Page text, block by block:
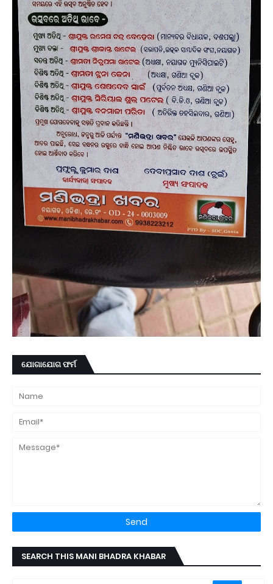
ଯୋଗାଯୋଗ ଫର୍ମ
SEARCH THIS MANI BHADRA KHABAR